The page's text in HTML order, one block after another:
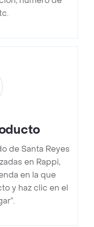
de Santa Reyes
en Rappi,
en la que
y haz clic en el